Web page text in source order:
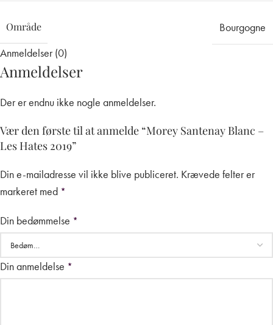
Område
Bourgogne
Anmeldelser (0)
Anmeldelser
Der er endnu ikke nogle anmeldelser.
Vær den første til at anmelde “Morey Santenay Blanc –
Les Hates 2019”
Din e-mailadresse vil ikke blive publiceret. Krævede felter er
markeret med *
Din bedømmelse *
Din anmeldelse *